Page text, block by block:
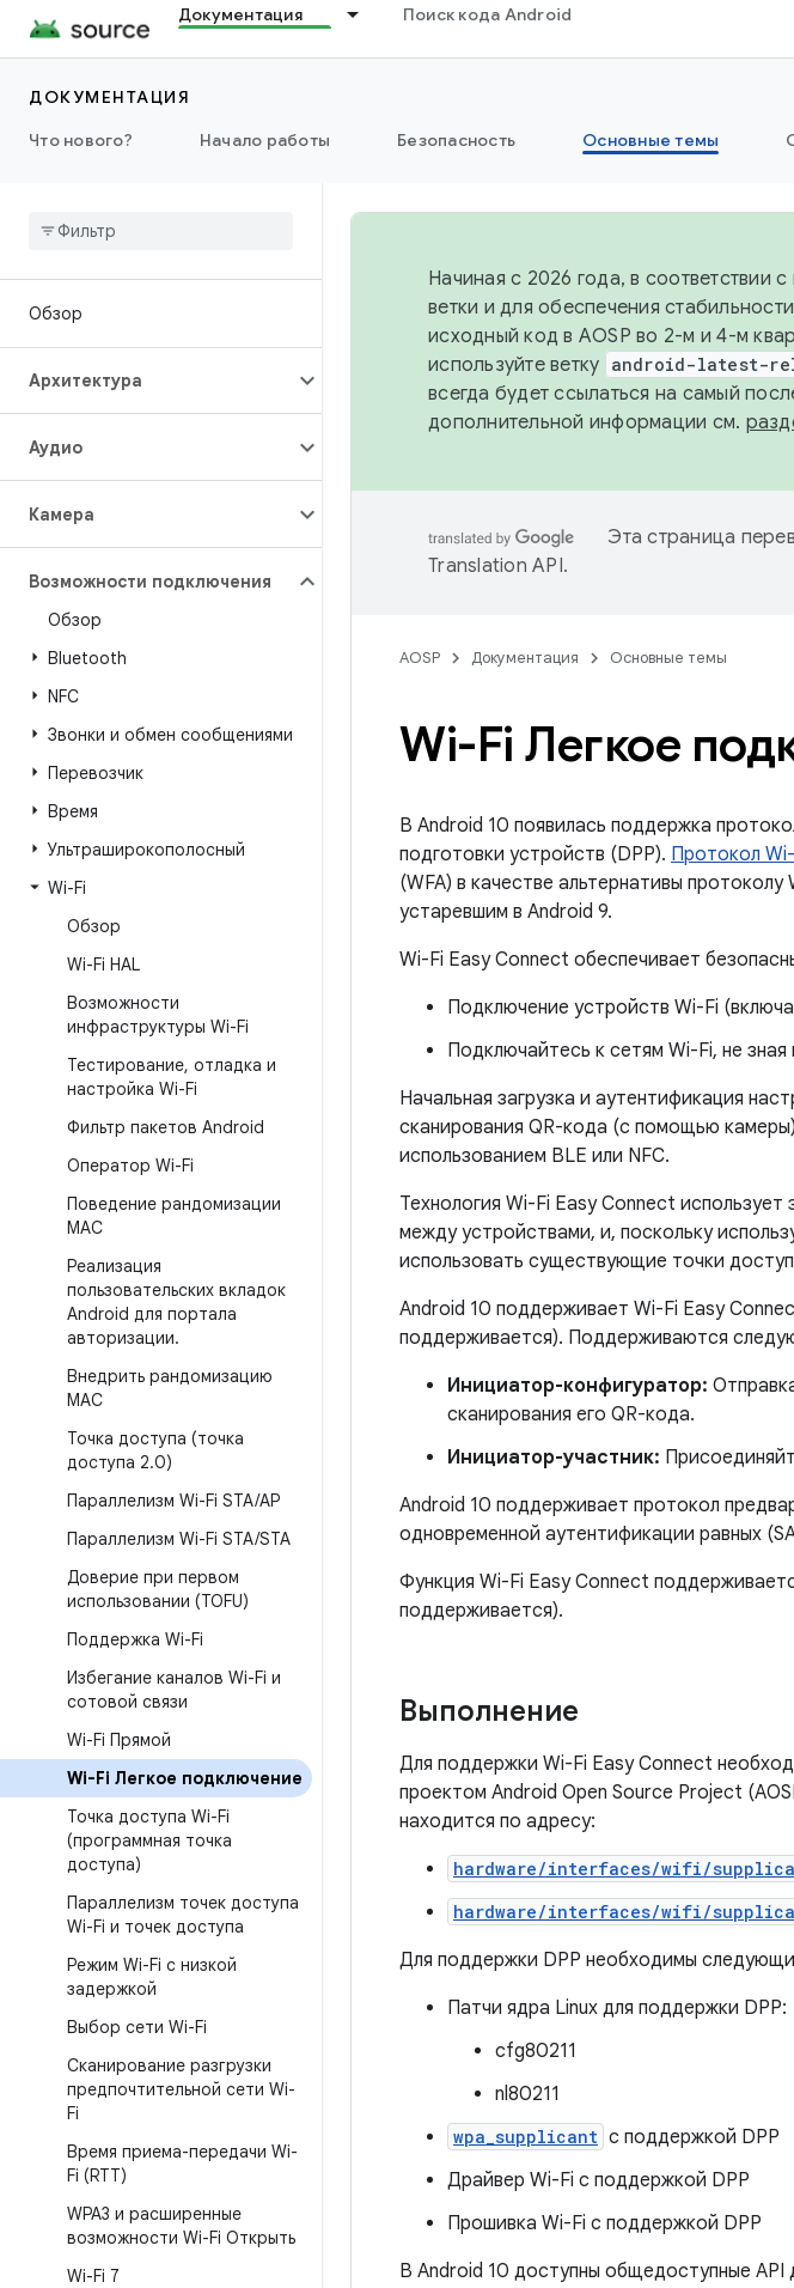
Документация Поиск кода Android
ДОКУМЕНТАЦИЯ
Что нового?
Начало работы Безопасность Основные темы
Обзор
Архитектура
Аудио
Камера
Возможности подключения
Обзор
Bluetooth
NFC
Звонки и обмен сообщениями
Перевозчик
Время
Ультраширокополосный
Wi-Fi
Обзор
Wi-Fi HAL
Возможности
инфраструктуры Wi-Fi
Тестирование, отладка и
настройка Wi-Fi
Фильтр пакетов Android
Оператор Wi-Fi
Поведение рандомизации
MAC
Реализация
пользовательских вкладок
Android для портала
авторизации.
Внедрить рандомизацию
MAC
Точка доступа (точка
доступа 2.0)
Параллелизм Wi-Fi STA/AP
Параллелизм Wi-Fi STA/STA
Доверие при первом
использовании (TOFU)
Поддержка Wi-Fi
Избегание каналов Wi-Fi и
сотовой связи
Wi-Fi Прямой
Wi-Fi Легкое подключение
Точка доступа Wi-Fi
(программная точка
доступа)
Параллелизм точек доступа
Wi-Fi и точек доступа
Режим Wi-Fi с низкой
задержкой
Выбор сети Wi-Fi
Сканирование разгрузки
предпочтительной сети Wi-
Fi
Время приема-передачи Wi-
Fi (RTT)
WPA3 и расширенные
возможности Wi-Fi Открыть
Wi-Fi 7
Начиная с 2026 года, в соответствии
ветки и для обеспечения
исходный код в AOSP во 2-м и 4-м
используйте ветку android-latest-
всегда будет ссылаться на самый
дополнительной информации см.
Эта страница
Translation API.
AOSP Документация Основные темы
Wi-Fi Легкое
В Android 10 появилась поддержка
подготовки устройств (DPP). Протокол
(WFA) в качестве альтернативы
устаревшим в Android 9.
Wi-Fi Easy Connect обеспечивает
Подключение устройств Wi-Fi
Подключайтесь к сетям Wi-Fi, не зная
Начальная загрузка и аутентификация
сканирования QR-кода (с помощью
использованием BLE или NFC.
Технология Wi-Fi Easy Connect
между устройствами, и, поскольку
использовать существующие точки
Android 10 поддерживает Wi-Fi Easy
поддерживается). Поддерживаются
Инициатор-конфигуратор:
сканирования его QR-кода.
Инициатор-участник:
Android 10 поддерживает протокол
одновременной аутентификации равных
Функция Wi-Fi Easy Connect
поддерживается).
Выполнение
Для поддержки Wi-Fi Easy Connect
проектом Android Open Source Project
находится по адресу:
hardware/interfaces/wifi/
hardware/interfaces/wifi/
Для поддержки DPP необходимы
Патчи ядра Linux для поддержки DPP:
cfg80211
nl80211
wpa_supplicant с поддержкой DPP
Драйвер Wi-Fi с поддержкой DPP
Прошивка Wi-Fi с поддержкой DPP
В Android 10 доступны общедоступные API